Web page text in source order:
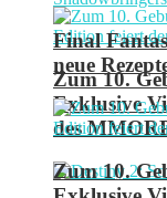
Zum 10.
Exklusive
des
Final
neue
Zum 10.